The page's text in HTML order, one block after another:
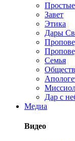
Завет
Этика
Дары
Семья
Дар с
Медиа
Видео